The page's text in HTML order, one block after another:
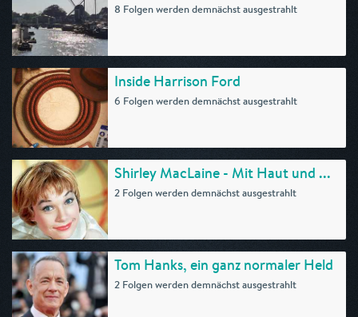
8 Folgen werden demnächst ausgestrahlt
Inside Harrison Ford
6 Folgen werden demnächst ausgestrahlt
Shirley MacLaine - Mit Haut und ...
2 Folgen werden demnächst ausgestrahlt
Tom Hanks, ein ganz normaler Held
2 Folgen werden demnächst ausgestrahlt